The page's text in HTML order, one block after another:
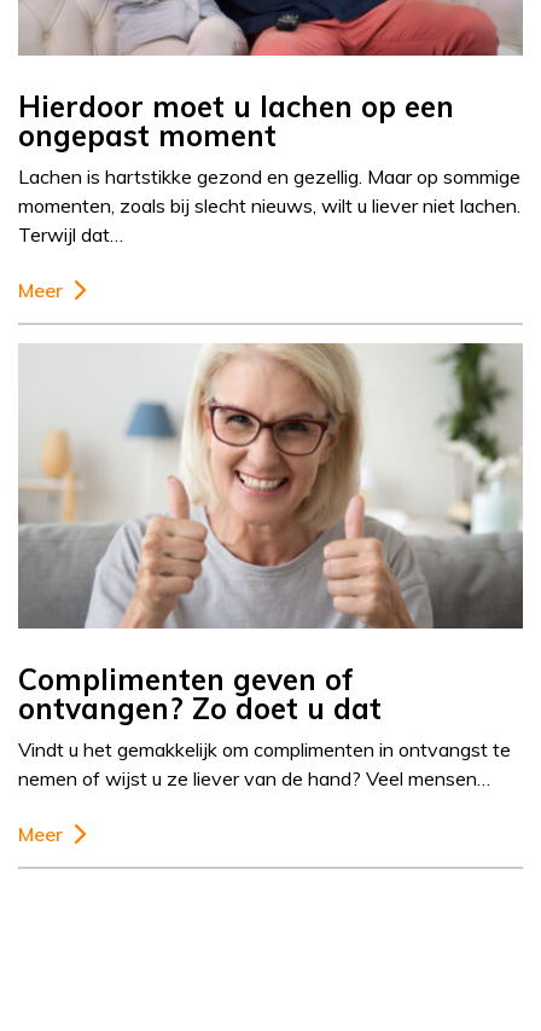
Hierdoor moet u lachen op een
ongepast moment
Lachen is hartstikke gezond en gezellig. Maar op sommige
momenten, zoals bij slecht nieuws, wilt u liever niet lachen.
Terwijl dat…
Meer
Complimenten geven of
ontvangen? Zo doet u dat
Vindt u het gemakkelijk om complimenten in ontvangst te
nemen of wijst u ze liever van de hand? Veel mensen…
Meer